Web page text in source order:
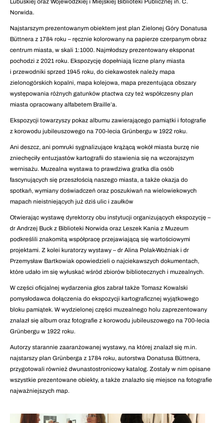
Lubuskiej oraz Wojewódzkiej i Miejskiej Biblioteki Publicznej in. C.
Norwida.
Najstarszym prezentowanym obiektem jest plan Zielonej Góry Donatusa
Büttnera z 1784 roku – ręcznie kolorowany na papierze czerpanym obraz
centrum miasta, w skali 1:1000. Najmłodszy prezentowany eksponat
pochodzi z 2021 roku. Ekspozycję dopełniają liczne plany miasta
i przewodniki sprzed 1945 roku, do ciekawostek należy mapa
zielonogórskich kopalni, mapa kolejowa, mapa prezentująca obszary
występowania różnych gatunków ptactwa czy też współczesny plan
miasta opracowany alfabetem Braille’a.
Ekspozycji towarzyszy pokaz albumu zawierającego pamiątki i fotografie
z korowodu jubileuszowego na 700-lecia Grünbergu w 1922 roku.
Ani deszcz, ani pomruki sygnalizujące krążącą wokół miasta burzę nie
zniechęciły entuzjastów kartografii do stawienia się na wczorajszym
wernisażu. Muzealna wystawa to prawdziwa gratka dla osób
fascynujących się przeszłością naszego miasta, a także okazja do
spotkań, wymiany doświadczeń oraz poszukiwań na wielowiekowych
mapach nieistniejących już dziś ulic i zaułków
Otwierając wystawę dyrektorzy obu instytucji organizujących ekspozycję –
dr Andrzej Buck z Biblioteki Norwida oraz Leszek Kania z Muzeum
podkreślili znakomitą współpracę przejawiającą się wartościowymi
projektami. Z kolei kuratorzy wystawy – dr Alina Polak-Woźniak i dr
Przemysław Bartkowiak opowiedzieli o najciekawszych dokumentach,
które udało im się wyłuskać wśród zbiorów bibliotecznych i muzealnych.
W części oficjalnej wydarzenia głos zabrał także Tomasz Kowalski
pomysłodawca dołączenia do ekspozycji kartograficznej wyjątkowego
bloku pamiątek. W wydzielonej części muzealnego holu zaprezentowany
znalazł się album oraz fotografie z korowodu jubileuszowego na 700-lecia
Grünbergu w 1922 roku.
Autorzy starannie zaaranżowanej wystawy, na której znalazł się m.in.
najstarszy plan Grünberga z 1784 roku, autorstwa Donatusa Büttnera,
przygotowali również dwunastostronicowy katalog. Zostały w nim opisane
wszystkie prezentowane obiekty, a także znalazło się miejsce na fotografie
najważniejszych map.